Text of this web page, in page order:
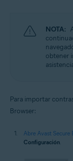
NOTA:
obtener
Para importar
Browser:
Abre Avast Secure
Configuración